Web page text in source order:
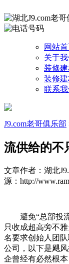
网站
关于
装修
装修
联系
J9.com老哥俱乐部
流供给的不
文章作者：湖北
源：http://
避免“总部投流
只收成超高旁不
名要求创始人团
公司，以下是飓
企曾经有必然根